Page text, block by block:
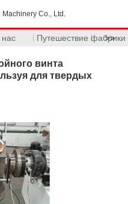
Co., Ltd.
Путешествие фабрики
>>
винта
для твердых